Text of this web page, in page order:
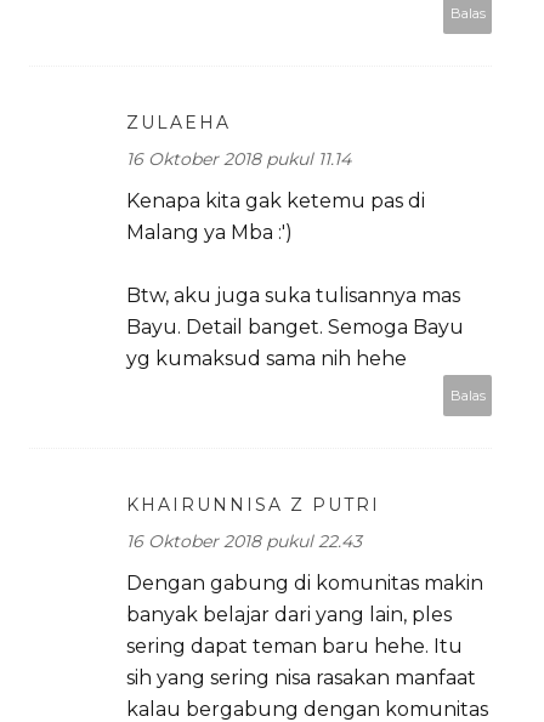
Balas
ZULAEHA
16 Oktober 2018 pukul 11.14
Kenapa kita gak ketemu pas di
Malang ya Mba :')
Btw, aku juga suka tulisannya mas
Bayu. Detail banget. Semoga Bayu
yg kumaksud sama nih hehe
Balas
KHAIRUNNISA Z PUTRI
16 Oktober 2018 pukul 22.43
Dengan gabung di komunitas makin
banyak belajar dari yang lain, ples
sering dapat teman baru hehe. Itu
sih yang sering nisa rasakan manfaat
kalau bergabung dengan komunitas